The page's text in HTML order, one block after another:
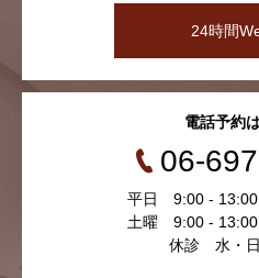
24時間
電話予約
06-
平日 9:00 - 13:00
土曜 9:00 - 13:00
休診 水・